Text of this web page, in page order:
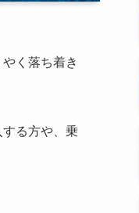
く落ち着き
る方や、乗